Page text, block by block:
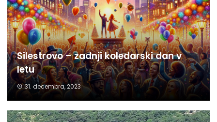
Silestrovo – zadnji koledarski dan v
letu
31. decembra, 2023